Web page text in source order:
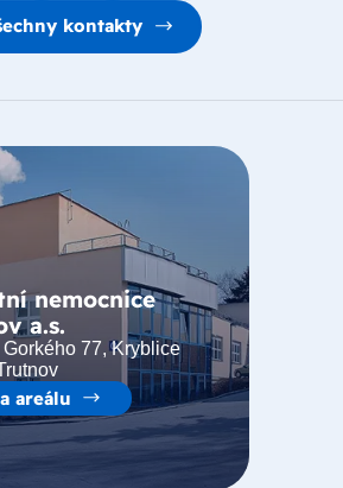
kontakty
nemocnice
a.s.
Gorkého 77, Kryblice
areálu